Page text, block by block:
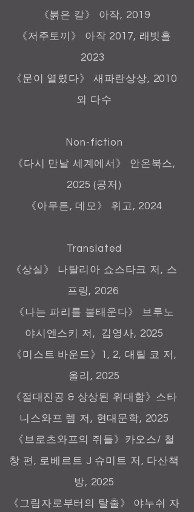
《붉은 칼》 아작, 2019
《저주토끼》 아작 2017, 래빗홀
2023
《문이 열렸다》 새파란상상, 2010
외 다수
Non-fiction​
《다시 만날 세계에서》 안온북스,
2025 (공저)
《아무튼, 데모》 위고, 2024
Translated
《상실》 나탈리아 쇼스타크 저, 스
프링, 2026
《나는 파리를 불태운다》 브루노
야시엔스키 저, 김영사, 2025
《미스트 바운드》1, 2, 대릴 코 저,
올리, 2025
《절대진공 & 상상된 위대함》스타
니스와프 렘 저, 현대문학, 2025
《브로츠와프의 쥐들》카오스/ 철
창 편, 로베르트 J 슈미트 저, 다산책
방, 2025
《그림자로부터의 탈출》 야누쉬 자